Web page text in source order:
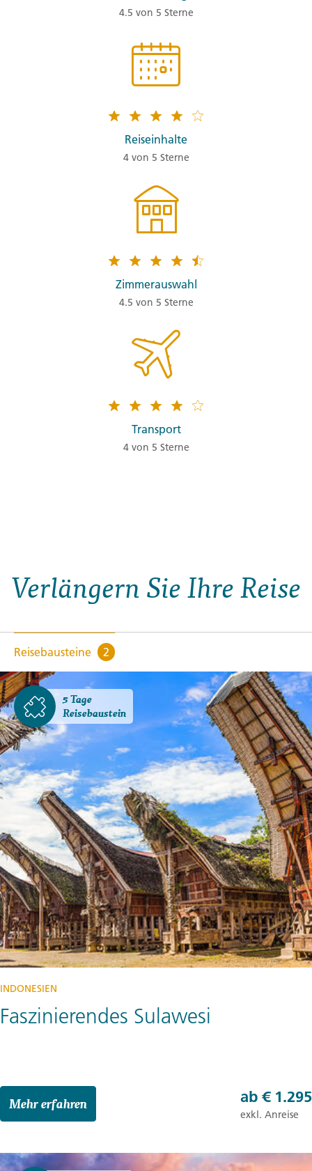
4.5 von 5 Sterne
Reiseinhalte
4 von 5 Sterne
Zimmerauswahl
4.5 von 5 Sterne
Transport
4 von 5 Sterne
Verlängern Sie Ihre Reise
Reisebausteine 2
5 Tage
Reisebaustein
INDONESIEN
Faszinierendes Sulawesi
Mehr erfahren ab € 1.295
exkl. Anreise